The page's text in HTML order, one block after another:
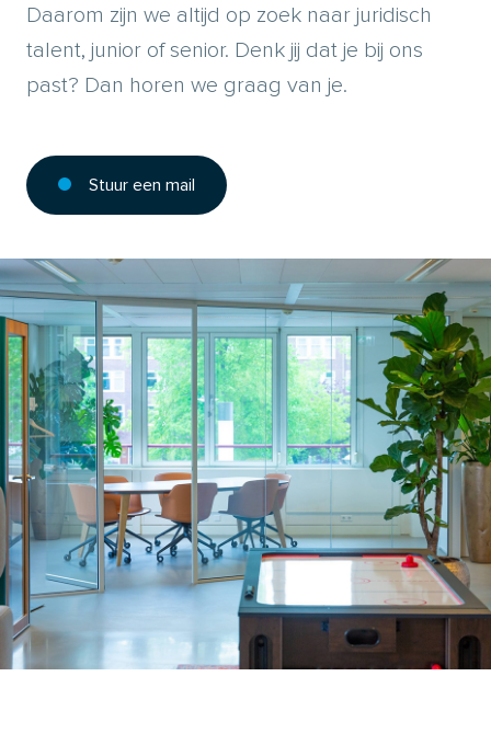
Daarom zijn we altijd op zoek naar juridisch
talent, junior of senior. Denk jij dat je bij ons
past? Dan horen we graag van je.
Stuur een mail